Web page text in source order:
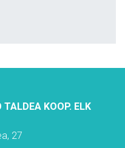
KOOP. ELK
27